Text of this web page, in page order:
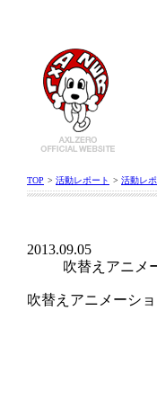
TOP > 活動レポート > 活動レ
2013.09.05
吹替えアニメ
吹替えアニメーシ